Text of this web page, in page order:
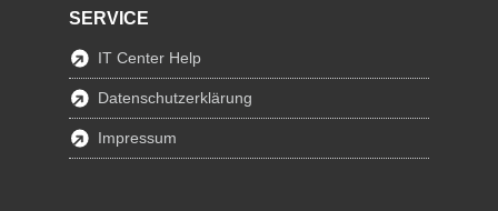
SERVICE
IT Center Help
Datenschutzerklärung
Impressum